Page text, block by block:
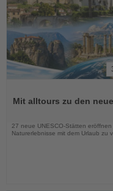
dieMit alltours zu den
27 neue UNESCO-Stätten
Naturerlebnisse mit dem Urlaub zu